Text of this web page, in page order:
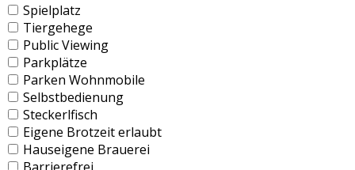
Spielplatz
Tiergehege
Public Viewing
Parkplätze
Parken Wohnmobile
Selbstbedienung
Steckerlfisch
Eigene Brotzeit erlaubt
Hauseigene Brauerei